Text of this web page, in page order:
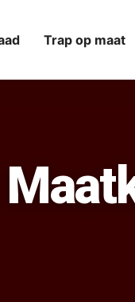
Trap op maat